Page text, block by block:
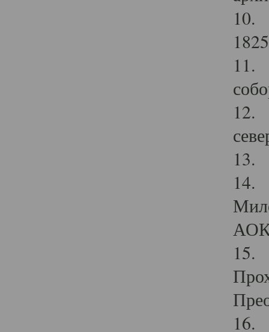
10.
11.
12.
13.
14.
15.
16.